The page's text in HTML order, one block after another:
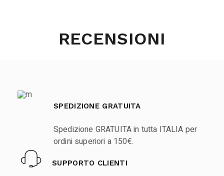
RECENSIONI
SPEDIZIONE GRATUITA
Spedizione GRATUITA in tutta ITALIA per
ordini superiori a 150€.
SUPPORTO CLIENTI